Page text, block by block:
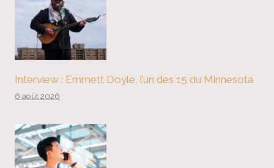
Interview : Emmett Doyle, l’un des 15 du Minnesota
6 août 2026